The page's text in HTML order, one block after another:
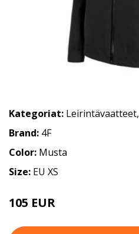
Kategoriat: Leirintävaatteet,
Brand: 4F
Color: Musta
Size: EU XS
105 EUR